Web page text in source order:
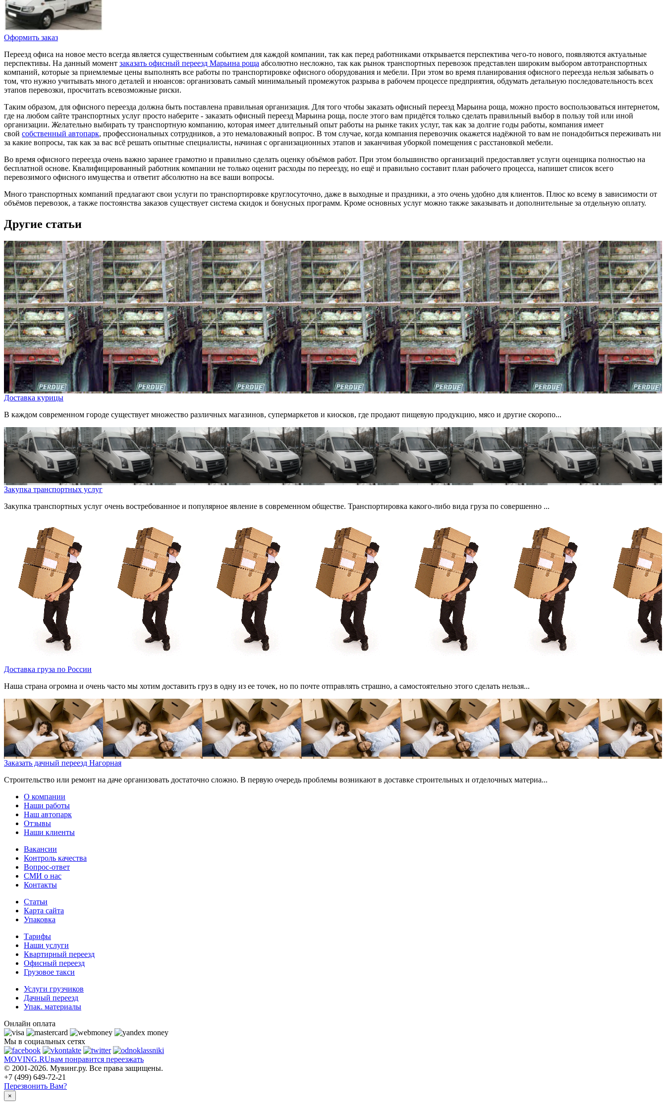
Оформить заказ
Переезд офиса на новое место всегда является существенным событием для каждой компании, так как перед работниками открывается перспектива чего-то нового, появляются актуальные
перспективы. На данный момент заказать офисный переезд Марьина роща абсолютно несложно, так как рынок транспортных перевозок представлен широким выбором автотранспортных
компаний, которые за приемлемые цены выполнять все работы по транспортировке офисного оборудования и мебели. При этом во время планирования офисного переезда нельзя забывать о
том, что нужно учитывать много деталей и нюансов: организовать самый минимальный промежуток разрыва в рабочем процессе предприятия, обдумать детальную последовательность всех
этапов перевозки, просчитать всевозможные риски.
Таким образом, для офисного переезда должна быть поставлена правильная организация. Для того чтобы заказать офисный переезд Марьина роща, можно просто воспользоваться интернетом,
где на любом сайте транспортных услуг просто наберите - заказать офисный переезд Марьина роща, после этого вам придётся только сделать правильный выбор в пользу той или иной
организации. Желательно выбирать ту транспортную компанию, которая имеет длительный опыт работы на рынке таких услуг, так как за долгие годы работы, компания имеет
свой собственный автопарк, профессиональных сотрудников, а это немаловажный вопрос. В том случае, когда компания перевозчик окажется надёжной то вам не понадобиться переживать ни
за какие вопросы, так как за вас всё решать опытные специалисты, начиная с организационных этапов и заканчивая уборкой помещения с расстановкой мебели.
Во время офисного переезда очень важно заранее грамотно и правильно сделать оценку объёмов работ. При этом большинство организаций предоставляет услуги оценщика полностью на
бесплатной основе. Квалифицированный работник компании не только оценит расходы по переезду, но ещё и правильно составит план рабочего процесса, напишет список всего
перевозимого офисного имущества и ответит абсолютно на все ваши вопросы.
Много транспортных компаний предлагают свои услуги по транспортировке круглосуточно, даже в выходные и праздники, а это очень удобно для клиентов. Плюс ко всему в зависимости от
объёмов перевозок, а также постоянства заказов существует система скидок и бонусных программ. Кроме основных услуг можно также заказывать и дополнительные за отдельную оплату.
Другие статьи
Доставка курицы
В каждом современном городе существует множество различных магазинов, супермаркетов и киосков, где продают пищевую продукцию, мясо и другие скоропо...
Закупка транспортных услуг
Закупка транспортных услуг очень востребованное и популярное явление в современном обществе. Транспортировка какого-либо вида груза по совершенно ...
Доставка груза по России
Наша страна огромна и очень часто мы хотим доставить груз в одну из ее точек, но по почте отправлять страшно, а самостоятельно этого сделать нельзя...
Заказать дачный переезд Нагорная
Строительство или ремонт на даче организовать достаточно сложно. В первую очередь проблемы возникают в доставке строительных и отделочных материа...
О компании
Наши работы
Наш автопарк
Отзывы
Наши клиенты
Вакансии
Контроль качества
Вопрос-ответ
СМИ о нас
Контакты
Статьи
Карта сайта
Упаковка
Тарифы
Наши услуги
Квартирный переезд
Офисный переезд
Грузовое такси
Услуги грузчиков
Дачный переезд
Упак. материалы
Онлайн оплата
Мы в социальных сетях
MOVING.RUвам понравится переезжать
© 2001-2026. Мувинг.ру. Все права защищены.
+7 (499) 649-72-21
Перезвонить Вам?
×